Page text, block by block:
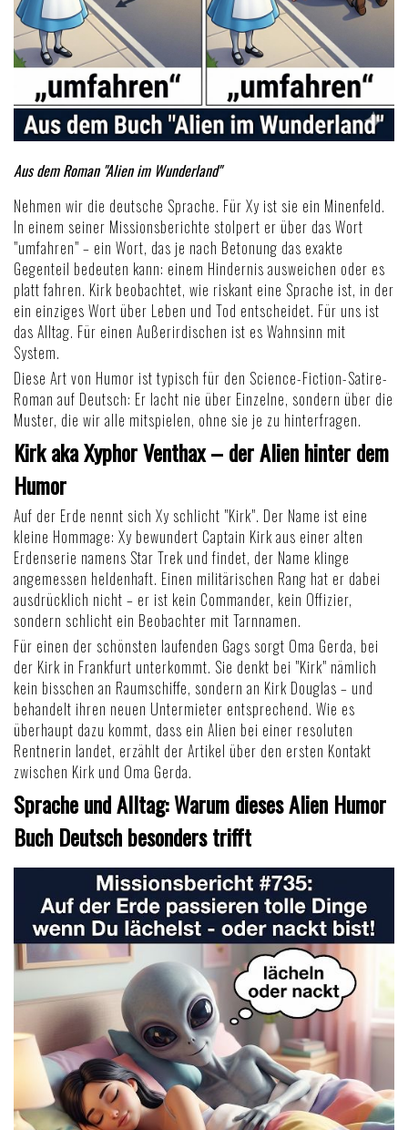
Aus dem Roman "Alien im Wunderland"
Nehmen wir die deutsche Sprache. Für Xy ist sie ein Minenfeld.
In einem seiner Missionsberichte stolpert er über das Wort
"umfahren" – ein Wort, das je nach Betonung das exakte
Gegenteil bedeuten kann: einem Hindernis ausweichen oder es
platt fahren. Kirk beobachtet, wie riskant eine Sprache ist, in der
ein einziges Wort über Leben und Tod entscheidet. Für uns ist
das Alltag. Für einen Außerirdischen ist es Wahnsinn mit
System.
Diese Art von Humor ist typisch für den Science-Fiction-Satire-
Roman auf Deutsch: Er lacht nie über Einzelne, sondern über die
Muster, die wir alle mitspielen, ohne sie je zu hinterfragen.
Kirk aka Xyphor Venthax – der Alien hinter dem
Humor
Auf der Erde nennt sich Xy schlicht "Kirk". Der Name ist eine
kleine Hommage: Xy bewundert Captain Kirk aus einer alten
Erdenserie namens Star Trek und findet, der Name klinge
angemessen heldenhaft. Einen militärischen Rang hat er dabei
ausdrücklich nicht – er ist kein Commander, kein Offizier,
sondern schlicht ein Beobachter mit Tarnnamen.
Für einen der schönsten laufenden Gags sorgt Oma Gerda, bei
der Kirk in Frankfurt unterkommt. Sie denkt bei "Kirk" nämlich
kein bisschen an Raumschiffe, sondern an Kirk Douglas – und
behandelt ihren neuen Untermieter entsprechend. Wie es
überhaupt dazu kommt, dass ein Alien bei einer resoluten
Rentnerin landet, erzählt der Artikel über den ersten Kontakt
zwischen Kirk und Oma Gerda.
Sprache und Alltag: Warum dieses Alien Humor
Buch Deutsch besonders trifft